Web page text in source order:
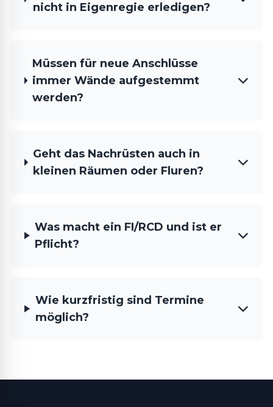
nicht in Eigenregie erledigen?
Müssen für neue Anschlüsse
immer Wände aufgestemmt
werden?
Geht das Nachrüsten auch in
kleinen Räumen oder Fluren?
Was macht ein FI/RCD und ist er
Pflicht?
Wie kurzfristig sind Termine
möglich?